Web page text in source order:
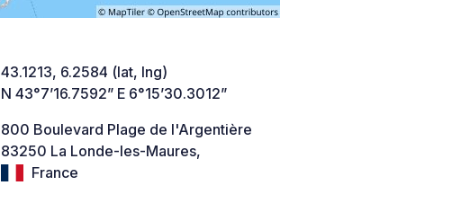
43.1213, 6.2584 (lat, lng)
N 43°7’16.7592” E 6°15’30.3012”
800 Boulevard Plage de l'Argentière
83250 La Londe-les-Maures,
France